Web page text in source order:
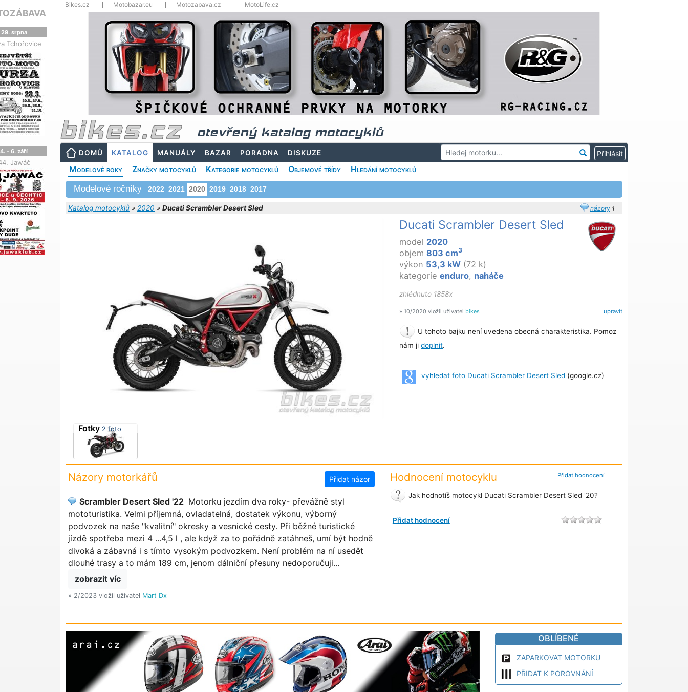
Bikes.cz Motobazar.eu Motozabava.cz MotoLife.cz
otevřený katalog motocyklů
DOMŮ KATALOG MANUÁLY BAZAR PORADNA DISKUZE
Modelové roky Značky motocyklů Kategorie motocyklů Objemové třídy Hledání motocyklů
Modelové ročníky 2022 2021 2020 2019 2018 2017
názory 1
Katalog motocyklů » 2020 » Ducati Scrambler Desert Sled
Fotky 2 foto
Ducati Scrambler Desert Sled
model 2020
objem803 cm3
výkon 53,3 kW (72 k)
kategorieenduro, naháče
zhlédnuto 1858x
upravit
» 10/2020 vložil uživatel bikes
U tohoto bajku není uvedena obecná charakteristika. Pomoz
nám jidoplnit.
vyhledat foto Ducati Scrambler Desert Sled (google.cz)
Názory motorkářů Přidat názor
Scrambler Desert Sled '22 Motorku jezdím dva roky- převážně styl
mototuristika. Velmi příjemná, ovladatelná, dostatek výkonu, výborný
podvozek na naše "kvalitní" okresky a vesnické cesty. Při běžné turistické
jízdě spotřeba mezi 4 ...4,5 l , ale když za to pořádně zatáhneš, umí být hodně
divoká a zábavná i s tímto vysokým podvozkem. Není problém na ní usedět
dlouhé trasy a to mám 189 cm, jenom dálniční přesuny nedoporučuji...
zobrazit víc
» 2/2023 vložil uživatel Mart Dx
Přidat hodnocení
Hodnocení motocyklu
Jak hodnotíš motocykl Ducati Scrambler Desert Sled '20?
Přidat hodnocení
OBLÍBENÉ
ZAPARKOVAT MOTORKU
PŘIDAT K POROVNÁNÍ
29. srpna
Tchořovice
4. - 6. září
Jawáč